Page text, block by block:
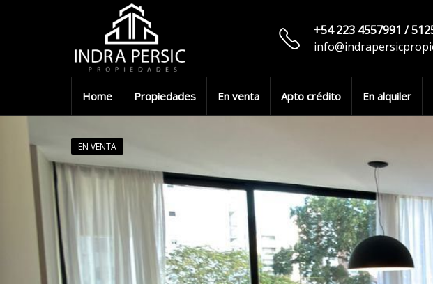
+54 223 4557991 /
Home Propiedades En venta Apto crédito En alquiler
EN VENTA